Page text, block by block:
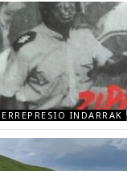
ERREPRESIO INDARRAK